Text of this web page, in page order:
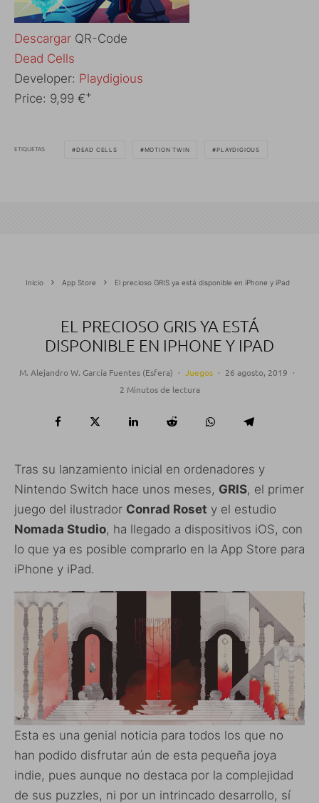
Descargar QR-Code
‎Dead Cells
Developer: Playdigious
Price: 9,99 €+
ETIQUETAS DEAD CELLS MOTION TWIN PLAYDIGIOUS
Inicio App Store El precioso GRIS ya está disponible en iPhone y iPad
EL PRECIOSO GRIS YA ESTÁ
DISPONIBLE EN IPHONE Y IPAD
M. Alejandro W. García Fuentes (Esfera) · Juegos · 26 agosto, 2019 ·
2 Minutos de lectura
Tras su lanzamiento inicial en ordenadores y
Nintendo Switch hace unos meses, GRIS, el primer
juego del ilustrador Conrad Roset y el estudio
Nomada Studio, ha llegado a dispositivos iOS, con
lo que ya es posible comprarlo en la App Store para
iPhone y iPad.
Esta es una genial noticia para todos los que no
han podido disfrutar aún de esta pequeña joya
indie, pues aunque no destaca por la complejidad
de sus puzzles, ni por un intrincado desarrollo, sí